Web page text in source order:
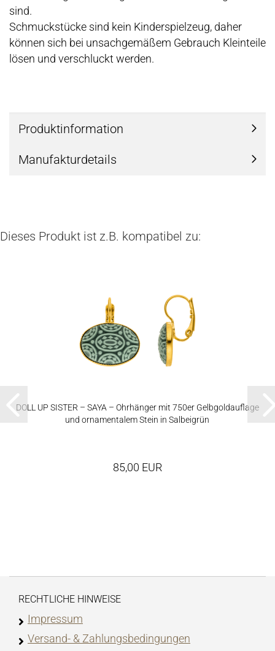
sind.
Schmuckstücke sind kein Kinderspielzeug, daher
können sich bei unsachgemäßem Gebrauch Kleinteile
lösen und verschluckt werden.
Produktinformation
Manufakturdetails
Dieses Produkt ist z.B. kompatibel zu:
DOLL UP SIS­TER – SAYA – Ohr­hän­ger mit 750er Gelb­gold­auf­la­ge
und or­na­men­ta­lem Stein in Sal­bei­grün
85,00 EUR
RECHTLICHE HINWEISE
Impressum
Versand- & Zahlungsbedingungen